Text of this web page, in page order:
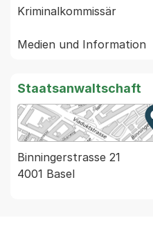
Kriminalkommissär
Staatsanwaltschaft
Binningerstrasse 21
4001 Basel